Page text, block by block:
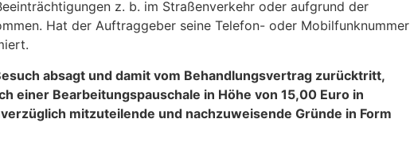
z. b. im Straßenverkehr oder aufgrund der
Hat der Auftraggeber seine Telefon- oder Mobilfunknummer
absagt und damit vom Behandlungsvertrag zurücktritt,
einer Bearbeitungspauschale in Höhe von 15,00 Euro in
mitzuteilende und nachzuweisende Gründe in Form